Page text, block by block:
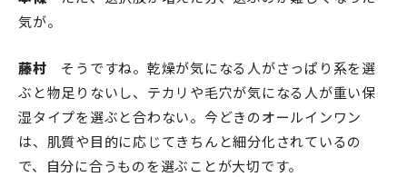
気が。
藤村 そうですね。乾燥が気になる人がさっぱり系を選
ぶと物足りないし、テカリや毛穴が気になる人が重い保
湿タイプを選ぶと合わない。今どきのオールインワン
は、肌質や目的に応じてきちんと細分化されているの
で、自分に合うものを選ぶことが大切です。